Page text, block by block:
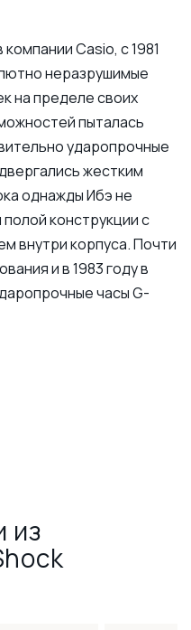
Casio, с 1981
неразрушимые
на пределе своих
пыталась
ударопрочные
жестким
однажды Ибэ не
конструкции с
внутри корпуса. Почти
и в 1983 году в
часы G-
из